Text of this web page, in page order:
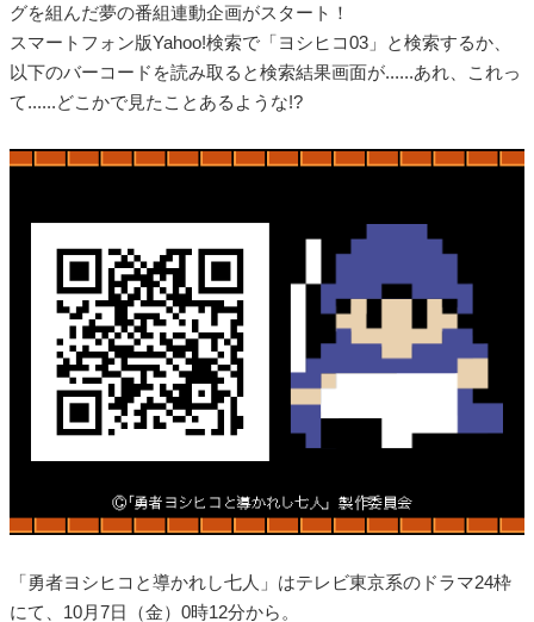
グを組んだ夢の番組連動企画がスタート！
スマートフォン版Yahoo!検索で「ヨシヒコ03」と検索するか、
以下のバーコードを読み取ると検索結果画面が......あれ、これっ
て......どこかで見たことあるような!?
「勇者ヨシヒコと導かれし七人」はテレビ東京系のドラマ24枠
にて、10月7日（金）0時12分から。